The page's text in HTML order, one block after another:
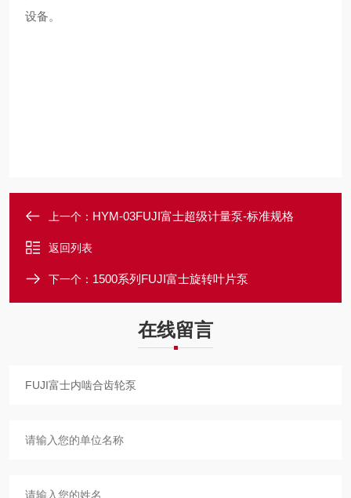
设备。
上一个： HYM-03FUJI富士超级计量泵-标准规格
返回列表
下一个： 1500系列FUJI富士旋转叶片泵
在线留言